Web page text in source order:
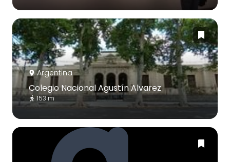
Argentina
Colegio Nacional Agustín Alvarez
153 m